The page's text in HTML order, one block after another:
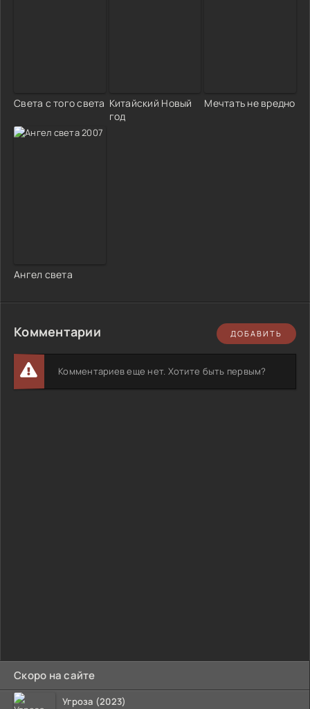
Скоро на сайте
Угроза (2023)
Света с того света Китайский Новый
год
Мечтать не вредно
Ангел света
Комментарии ДОБАВИТЬ
Комментариев еще нет. Хотите быть первым?